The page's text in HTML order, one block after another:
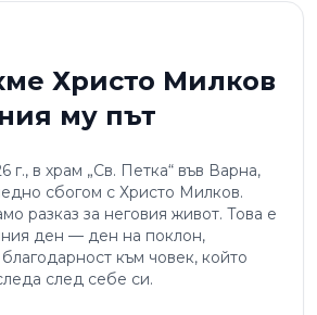
Христо Милков
му път
г., в храм „Св. Петка“ във Варна,
сбогом с Христо Милков.
разказ за неговия живот. Това е
ден — ден на поклон,
към човек, който
след себе си.